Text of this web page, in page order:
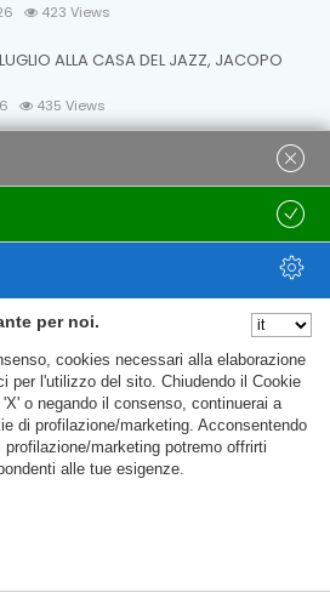
423 Views
ALLA CASA DEL JAZZ, JACOPO
435 Views
A VELEIA 2026: OMAGGIO A DARIO
Teatrale Fo Rame | All rights
Loc. Santa Cristina 14 - 06024
IVA e C.F. 09781020152
My account
per noi.
cookies necessari alla elaborazione
per l'utilizzo del sito. Chiudendo il Cookie
o negando il consenso, continuerai a
di profilazione/marketing. Acconsentendo
marketing potremo offrirti
alle tue esigenze.